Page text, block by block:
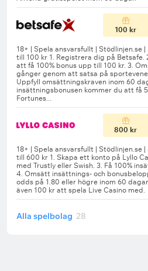
100 kr
800 kr
Alla spelbolag 28